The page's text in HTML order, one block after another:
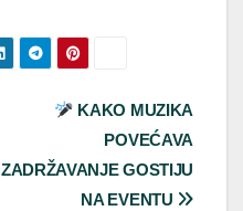
KAKO MUZIKA
POVEĆAVA
ZADRŽAVANJE GOSTIJU
NA EVENTU